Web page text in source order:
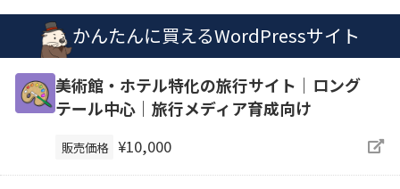
かんたんに買えるWordPressサイト
美術館・ホテル特化の旅行サイト｜ロング
テール中心｜旅行メディア育成向け
販売価格 ¥10,000